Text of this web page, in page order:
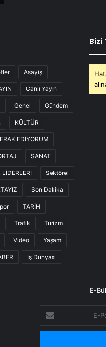
Asayiş
Canlı Yayın
Genel Gündem
KÜLTÜR
EDİYORUM
SANAT
LİDERLERİ Sektörel
Son Dakika
TARİH
Trafik Turizm
Video Yaşam
İş Dünyası
Bizi
E-
Posta
adresinizi